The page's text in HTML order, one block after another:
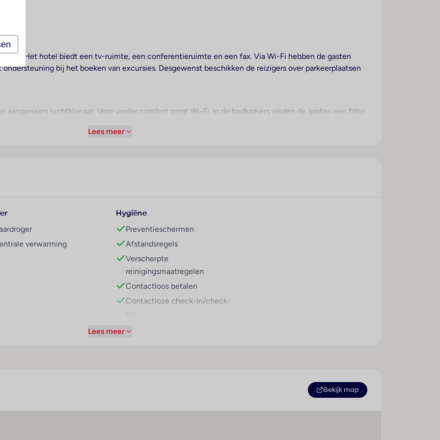
Het hotel biedt een tv-ruimte, een conferentieruimte en een fax. Via Wi-Fi hebben de gasten
bij het boeken van excursies. Desgewenst beschikken de reizigers over parkeerplaatsen
aangenaam luchtklimaat. Voor verder comfort zorgt Wi-Fi. In de badkamers vinden de gasten een föhn.
Lees meer
verwarming
Hygiëne
Preventieschermen
Afstandsregels
Verscherpte
reinigingsmaatregelen
Contactloos betalen
Contactloze check-in/check-
out
Handdesinfectiemiddelen voor
voorzieningen in openbare
Lees meer
Bekijk map